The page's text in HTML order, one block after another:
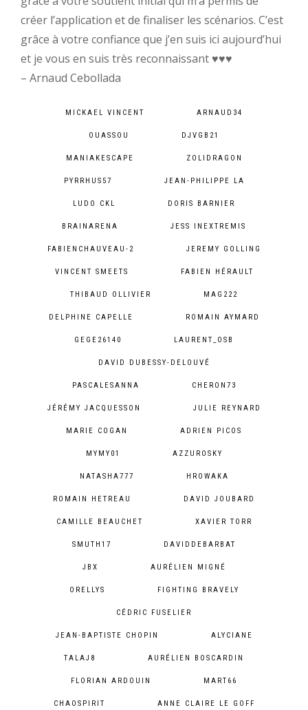
créer l’application et de finaliser les scénarios. C’est
grâce à votre confiance que j’en suis ici aujourd’hui
et je vous en suis très reconnaissant ♥︎♥︎♥︎
– Arnaud Cebollada
MICKAEL VINCENT ARNAUD34
OUASSOU DJVGB21
MANIAKESCAPE ZOLIDRAGON
PYRRHUS57 JEAN-PHILIPPE LA
LUDO CKL DORIS BARNIER
BRAINARENA JESS INEXTREMIS
FABIENCHAUVEAU-2 JEREMY GOLLING
VINCENT SMEETS FABIEN HÉRAULT
THIBAUD OLLIVIER MAG222
DELPHINE CAPELLE ROMAIN AYMARD
GEGE26140 LAURENT_OSB
DAVID DUBESSY-DELOUVÉ
PASCALESANNA CHERON73
JÉRÉMY JACQUESSON JULIE REYNARD
MARIE COGAN ADRIEN PICOS
MYMY01 AZZUROSKY
NATASHA777 HROWAKA
ROMAIN HETREAU DAVID JOUBARD
CAMILLE BEAUCHET XAVIER TORR
SMUTH17 DAVIDDEBARBAT
JBX AURÉLIEN MIGNÉ
ORELLYS FIGHTING BRAVELY
CÉDRIC FUSELIER
JEAN-BAPTISTE CHOPIN ALYCIANE
TALAJ8 AURÉLIEN BOSCARDIN
FLORIAN ARDOUIN MART66
CHAOSPIRIT ANNE CLAIRE LE GOFF